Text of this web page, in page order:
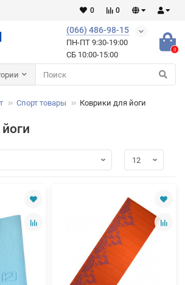
0
0
(066) 486-98-15
ПН-ПТ 9:30-19:00
СБ 10:00-15:00
0
Спорт товары Коврики для йоги